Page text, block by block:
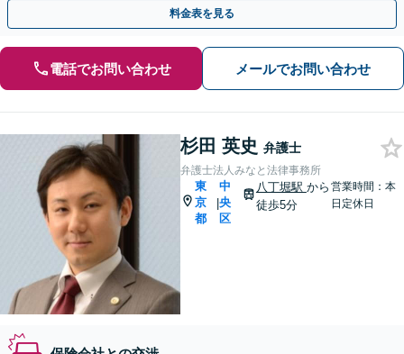
料金表を見る
電話でお問い合わせ メールでお問い合わせ
杉田 英史 弁護士
弁護士法人みなと法律事務所
東
京
都
|
中
央
区
八丁堀駅 から
徒歩5分
営業時間：本
日定休日